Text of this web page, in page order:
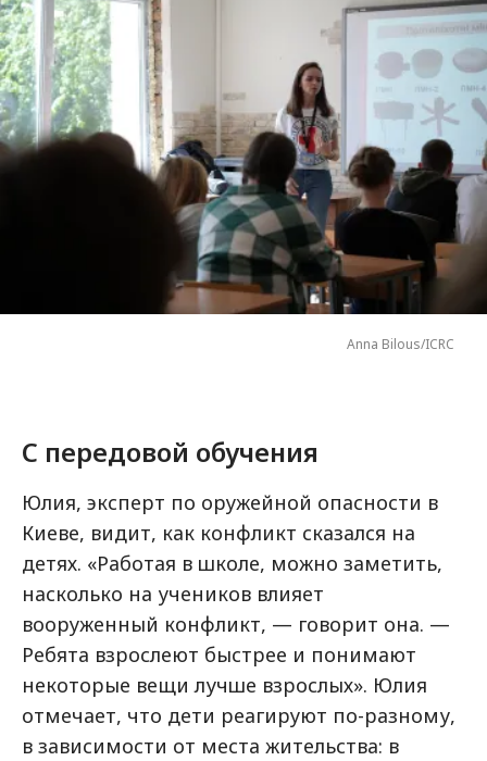
Anna Bilous/ICRC
С передовой обучения
Юлия, эксперт по оружейной опасности в
Киеве, видит, как конфликт сказался на
детях. «Работая в школе, можно заметить,
насколько на учеников влияет
вооруженный конфликт, — говорит она. —
Ребята взрослеют быстрее и понимают
некоторые вещи лучше взрослых». Юлия
отмечает, что дети реагируют по-разному,
в зависимости от места жительства: в